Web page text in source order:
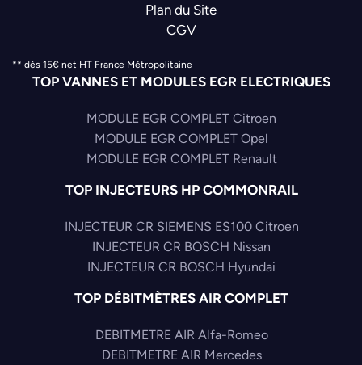
Plan du Site
CGV
** dès 15€ net HT France Métropolitaine
TOP VANNES ET MODULES EGR ELECTRIQUES
MODULE EGR COMPLET Citroen
MODULE EGR COMPLET Opel
MODULE EGR COMPLET Renault
TOP INJECTEURS HP COMMONRAIL
INJECTEUR CR SIEMENS ES100 Citroen
INJECTEUR CR BOSCH Nissan
INJECTEUR CR BOSCH Hyundai
TOP DÉBITMÈTRES AIR COMPLET
DEBITMETRE AIR Alfa-Romeo
DEBITMETRE AIR Mercedes